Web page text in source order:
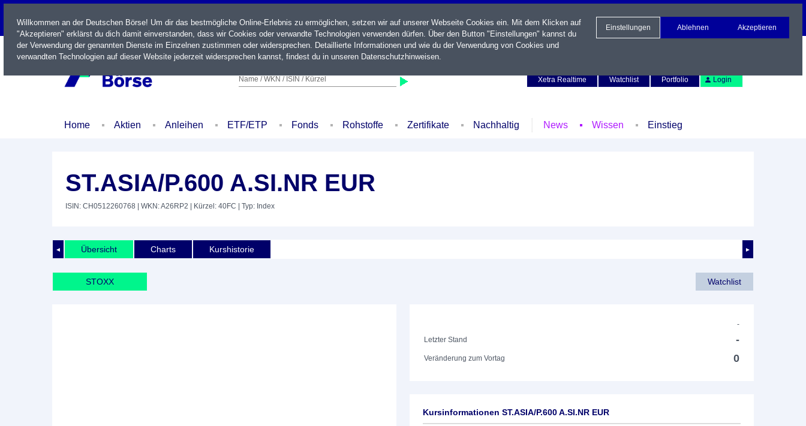
LIVE
Name / WKN / ISIN / Kürzel
Xetra Realtime
Watchlist Portfolio Login
Home Aktien Anleihen ETF/ETP Fonds Rohstoffe Zertifikate Nachhaltig News Wissen Einstieg
ST.ASIA/P.600 A.SI.NR EUR
ISIN: CH0512260768 | WKN: A26RP2 | Kürzel: 40FC | Typ: Index
◄ ►
Übersicht Charts Kurshistorie
STOXX Watchlist
-
Letzter Stand
-
Veränderung zum Vortag 0
Kursinformationen ST.ASIA/P.600 A.SI.NR EUR
Willkommen an der Deutschen Börse! Um dir das bestmögliche Online-Erlebnis zu ermöglichen, setzen wir auf unserer Webseite Cookies ein. Mit dem Klicken auf
"Akzeptieren" erklärst du dich damit einverstanden, dass wir Cookies oder verwandte Technologien verwenden dürfen. Über den Button "Einstellungen" kannst du
der Verwendung der genannten Dienste im Einzelnen zustimmen oder widersprechen. Detaillierte Informationen und wie du der Verwendung von Cookies und
verwandten Technologien auf dieser Website jederzeit widersprechen kannst, findest du in unseren Datenschutzhinweisen.
Einstellungen Ablehnen Akzeptieren